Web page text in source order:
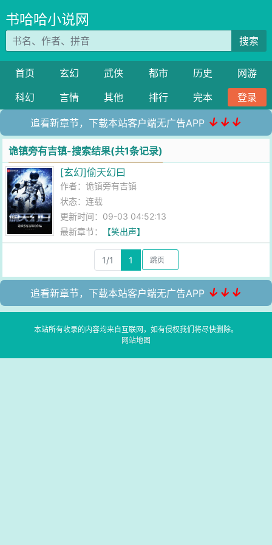
书哈哈小说网
搜索
首页 玄幻 武侠 都市 历史
网游
科幻
言情 其他 排行 完本 登录
追看新章节，下载本站客户端无广告APP ↓↓↓
诡镇旁有吉镇-搜索结果(共1条记录)
[玄幻]偷天幻曰
作者：诡镇旁有吉镇
状态：连载
更新时间：09-03 04:52:13
最新章节：
【笑出声】
1/1 1
追看新章节，下载本站客户端无广告APP ↓↓↓
本站所有收录的内容均来自互联网，如有侵权我们将尽快删除。
网站地图